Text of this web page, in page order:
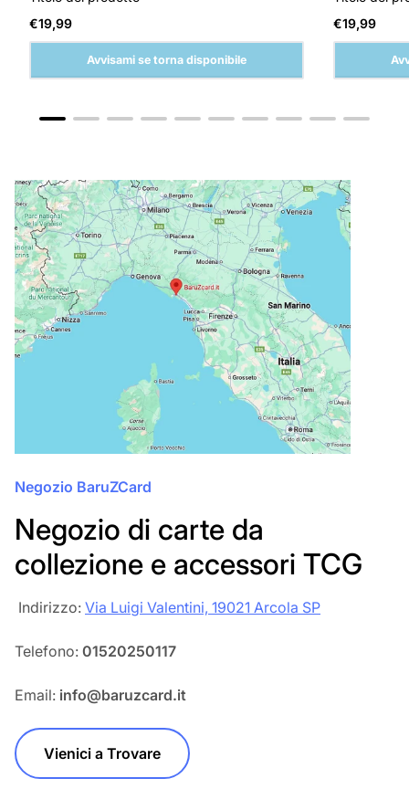
Prezzo
normale
€19,99
Avvisami se torna disponibile
Prezzo
normale
€19,99
Negozio BaruZCard
Negozio di carte da
collezione e accessori TCG
‎‎ Indirizzo: Via Luigi Valentini, 19021 Arcola SP
Telefono: 01520250117
Email: info@baruzcard.it
Vienici a Trovare